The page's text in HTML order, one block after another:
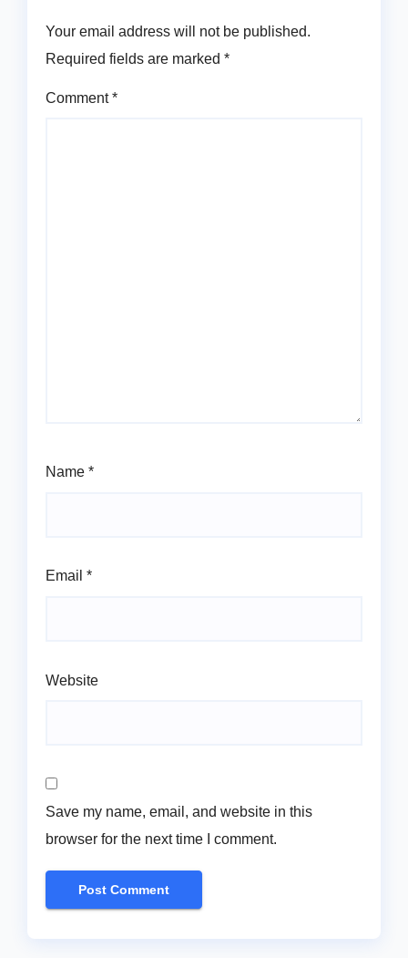
Your email address will not be published.
Required fields are marked *
Comment*
Name *
Email *
Website
Save my name, email, and website in this
browser for the next time I comment.